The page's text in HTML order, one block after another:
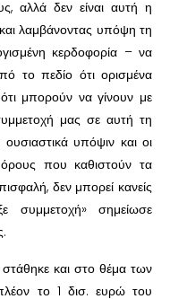
αλλά δεν είναι αυτή η
λαμβάνοντας υπόψη τη
κερδοφορία – να
το πεδίο ότι ορισμένα
μπορούν να γίνουν με
μας σε αυτή τη
υπόψιν και οι
όρους που καθιστούν τα
δεν μπορεί κανείς
συμμετοχή» σημείωσε
και στο θέμα των
το 1 δισ. ευρώ του